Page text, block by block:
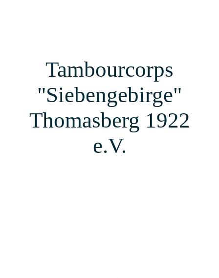
Tambourcorps
"Siebengebirge"
Thomasberg 1922
e.V.